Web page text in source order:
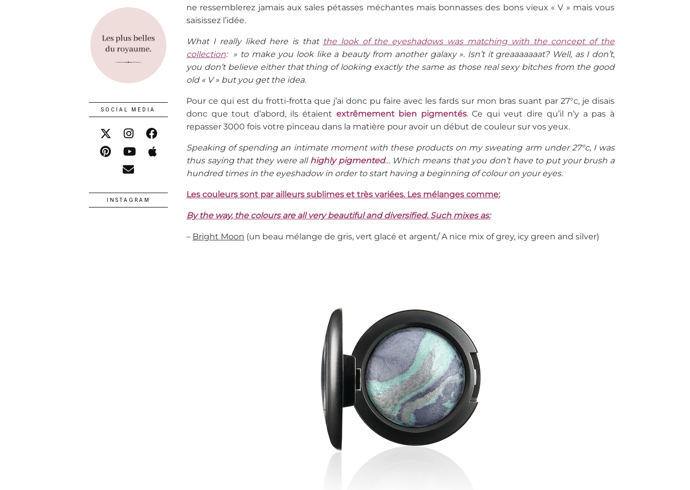
ne ressemblerez jamais aux sales pétasses méchantes mais bonnasses des bons vieux « V » mais vous
saisissez l’idée.
What I really liked here is that the look of the eyeshadows was matching with the concept of the
collection: » to make you look like a beauty from another galaxy ». Isn’t it greaaaaaaat? Well, as I don’t,
you don’t believe either that thing of looking exactly the same as those real sexy bitches from the good
old « V » but you get the idea.
Pour ce qui est du frotti-frotta que j’ai donc pu faire avec les fards sur mon bras suant par 27°c, je disais
donc que tout d’abord, ils étaient extrêmement bien pigmentés. Ce qui veut dire qu’il n’y a pas à
repasser 3000 fois votre pinceau dans la matière pour avoir un début de couleur sur vos yeux.
Speaking of spending an intimate moment with these products on my sweating arm under 27°c, I was
thus saying that they were all highly pigmented… Which means that you don’t have to put your brush a
hundred times in the eyeshadow in order to start having a beginning of colour on your eyes.
Les couleurs sont par ailleurs sublimes et très variées. Les mélanges comme:
By the way, the colours are all very beautiful and diversified. Such mixes as:
– Bright Moon (un beau mélange de gris, vert glacé et argent/ A nice mix of grey, icy green and silver)
SOCIAL MEDIA
INSTAGRAM